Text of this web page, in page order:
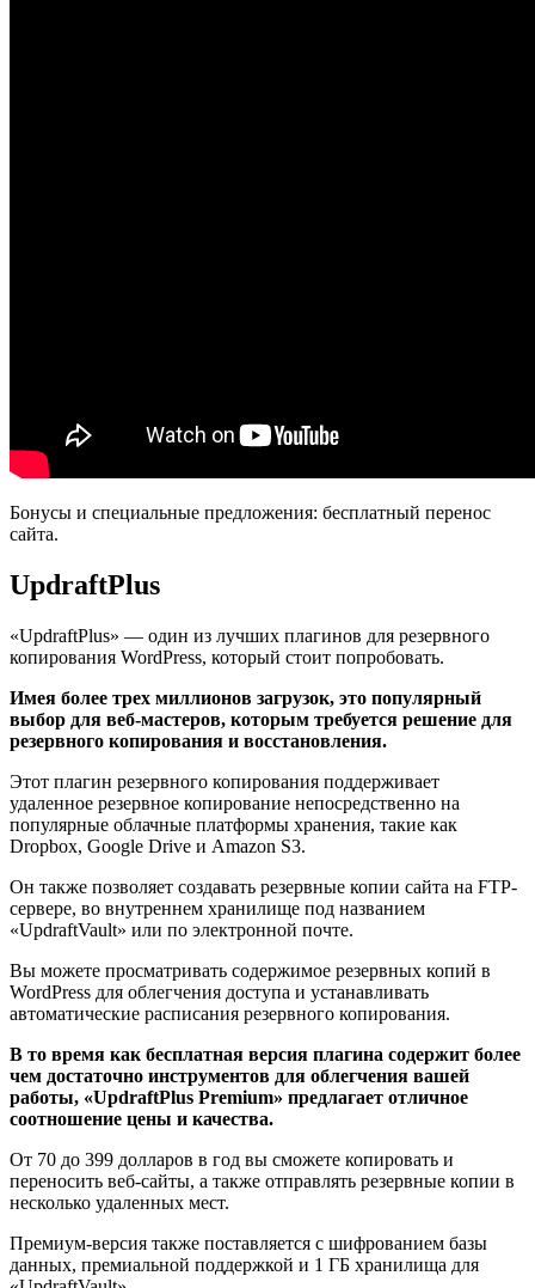
Бонусы и специальные предложения: бесплатный перенос
сайта.
UpdraftPlus
«UpdraftPlus» — один из лучших плагинов для резервного
копирования WordPress, который стоит попробовать.
Имея более трех миллионов загрузок, это популярный
выбор для веб-мастеров, которым требуется решение для
резервного копирования и восстановления.
Этот плагин резервного копирования поддерживает
удаленное резервное копирование непосредственно на
популярные облачные платформы хранения, такие как
Dropbox, Google Drive и Amazon S3.
Он также позволяет создавать резервные копии сайта на FTP-
сервере, во внутреннем хранилище под названием
«UpdraftVault» или по электронной почте.
Вы можете просматривать содержимое резервных копий в
WordPress для облегчения доступа и устанавливать
автоматические расписания резервного копирования.
В то время как бесплатная версия плагина содержит более
чем достаточно инструментов для облегчения вашей
работы, «UpdraftPlus Premium» предлагает отличное
соотношение цены и качества.
От 70 до 399 долларов в год вы сможете копировать и
переносить веб-сайты, а также отправлять резервные копии в
несколько удаленных мест.
Премиум-версия также поставляется с шифрованием базы
данных, премиальной поддержкой и 1 ГБ хранилища для